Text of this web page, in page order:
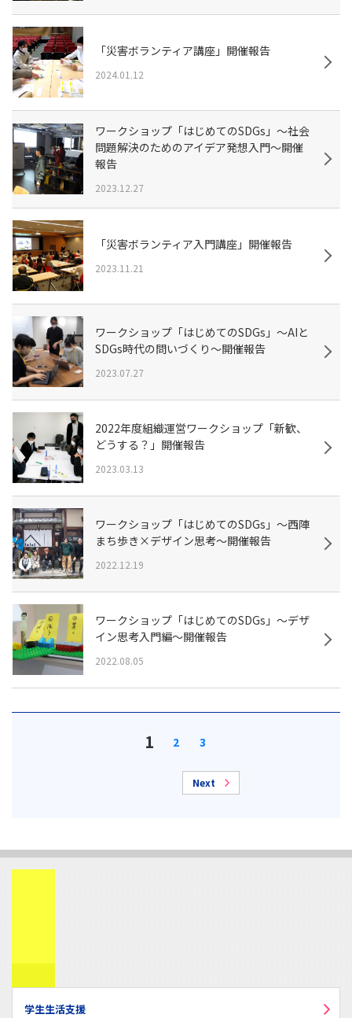
「災害ボランティア講座」開催報告
2024.01.12
ワークショップ「はじめてのSDGs」～社会
問題解決のためのアイデア発想入門～開催
報告
2023.12.27
「災害ボランティア入門講座」開催報告
2023.11.21
ワークショップ「はじめてのSDGs」～AIと
SDGs時代の問いづくり～開催報告
2023.07.27
2022年度組織運営ワークショップ「新歓、
どうする？」開催報告
2023.03.13
ワークショップ「はじめてのSDGs」～西陣
まち歩き×デザイン思考～開催報告
2022.12.19
ワークショップ「はじめてのSDGs」～デザ
イン思考入門編～開催報告
2022.08.05
1 2 3
Next
学生生活支援